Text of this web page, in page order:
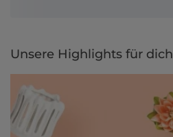
Unsere Highlights für dich